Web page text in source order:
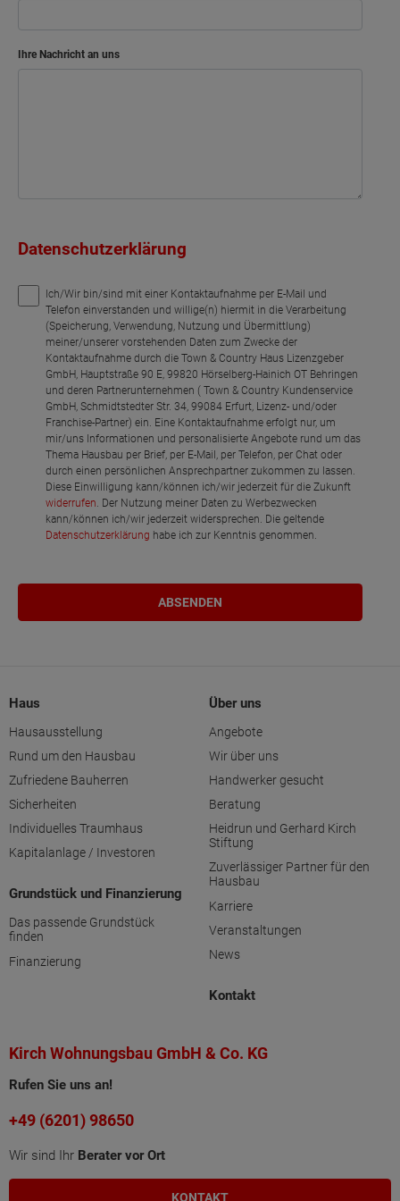
Netto-Raumfläche 90.22m²
Ihre Nachricht an uns
Datenschutzerklärung
Ich/Wir bin/sind mit einer Kontaktaufnahme per E-Mail und
Telefon einverstanden und willige(n) hiermit in die Verarbeitung
(Speicherung, Verwendung, Nutzung und Übermittlung)
meiner/unserer vorstehenden Daten zum Zwecke der
Kontaktaufnahme durch die Town & Country Haus Lizenzgeber
GmbH, Hauptstraße 90 E, 99820 Hörselberg-Hainich OT Behringen
und deren Partnerunternehmen ( Town & Country Kundenservice
GmbH, Schmidtstedter Str. 34, 99084 Erfurt, Lizenz- und/oder
Franchise-Partner) ein. Eine Kontaktaufnahme erfolgt nur, um
mir/uns Informationen und personalisierte Angebote rund um das
Thema Hausbau per Brief, per E-Mail, per Telefon, per Chat oder
durch einen persönlichen Ansprechpartner zukommen zu lassen.
Diese Einwilligung kann/können ich/wir jederzeit für die Zukunft
widerrufen . Der Nutzung meiner Daten zu Werbezwecken
kann/können ich/wir jederzeit widersprechen. Die geltende
Datenschutzerklärung habe ich zur Kenntnis genommen.
Haus
Hausausstellung
Rund um den Hausbau
Zufriedene Bauherren
Sicherheiten
Individuelles Traumhaus
Kapitalanlage / Investoren
Grundstück und Finanzierung
Das passende Grundstück
finden
Finanzierung
Über uns
Angebote
Wir über uns
Handwerker gesucht
Beratung
Heidrun und Gerhard Kirch
Stiftung
Zuverlässiger Partner für den
Hausbau
Karriere
Veranstaltungen
News
Kontakt
Kirch Wohnungsbau GmbH & Co. KG
Rufen Sie uns an!
+49 (6201) 98650
Wir sind Ihr Berater vor Ort
KONTAKT